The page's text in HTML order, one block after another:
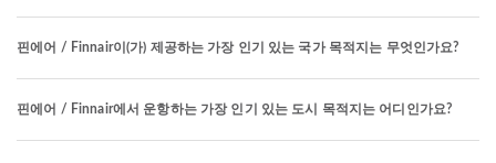
핀에어 / Finnair이(가) 제공하는 가장 인기 있는 국가 목적지는 무엇인가요?
핀에어 / Finnair에서 운항하는 가장 인기 있는 도시 목적지는 어디인가요?